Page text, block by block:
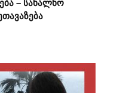
– სახალხო